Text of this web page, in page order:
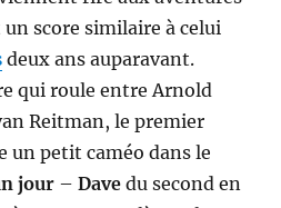
score similaire à celui
deux ans auparavant.
qui roule entre Arnold
Reitman, le premier
un petit caméo dans le
jour – Dave du second en